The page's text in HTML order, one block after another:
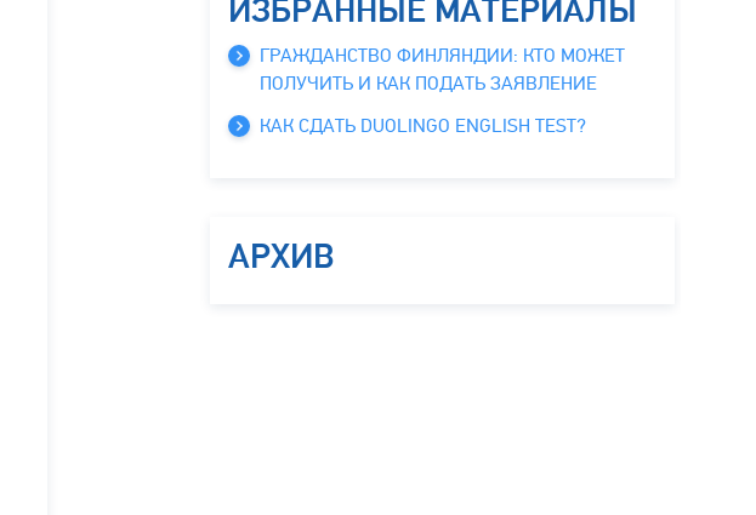
ИЗБРАННЫЕ МАТЕРИАЛЫ
ГРАЖДАНСТВО ФИНЛЯНДИИ: КТО МОЖЕТ
ПОЛУЧИТЬ И КАК ПОДАТЬ ЗАЯВЛЕНИЕ
КАК СДАТЬ DUOLINGO ENGLISH TEST?
АРХИВ